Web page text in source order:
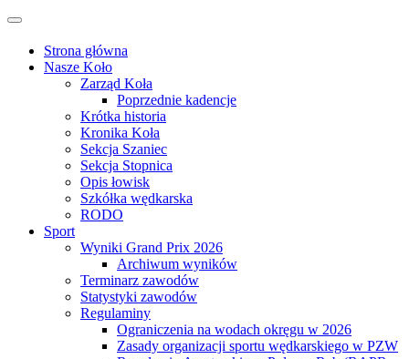
Przejdź
treści
Przełącz
Strona główna
Nasze Koło
Zarząd Koła
Poprzednie kadencje
Krótka historia
Kronika Koła
Sekcja Szaniec
Sekcja Stopnica
Opis łowisk
Szkółka wędkarska
RODO
Sport
Wyniki Grand Prix 2026
Archiwum wyników
Terminarz zawodów
Statystyki zawodów
Regulaminy
Ograniczenia na wodach okręgu w 2026
Zasady organizacji sportu wędkarskiego w PZW